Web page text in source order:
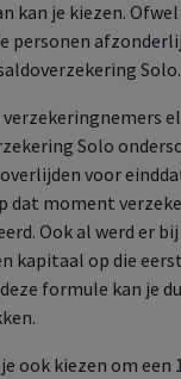
kan je kiezen.
personen
Solo.
Solo
voor
dat moment
Ook al werd er
kapitaal op die
formule kan je
ook kiezen om een